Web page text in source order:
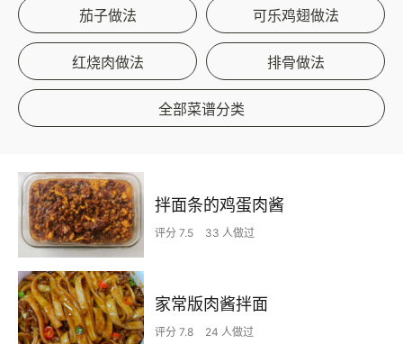
茄子做法 可乐鸡翅做法
红烧肉做法 排骨做法
全部菜谱分类
拌面条的鸡蛋肉酱
评分 7.5 33 人做过
家常版肉酱拌面
评分 7.8 24 人做过